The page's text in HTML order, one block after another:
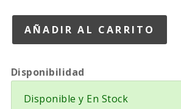
Disponibilidad
Disponible y En Stock